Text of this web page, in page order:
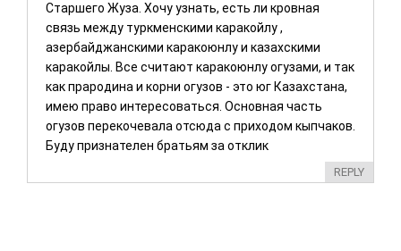
Старшего Жуза. Хочу узнать, есть ли кровная
связь между туркменскими каракойлу ,
азербайджанскими каракоюнлу и казахскими
каракойлы. Все считают каракоюнлу огузами, и так
как прародина и корни огузов - это юг Казахстана,
имею право интересоваться. Основная часть
огузов перекочевала отсюда с приходом кыпчаков.
Буду признателен братьям за отклик
REPLY